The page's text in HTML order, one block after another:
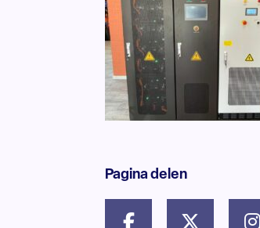
Pagina delen